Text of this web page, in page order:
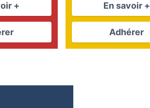
+ En savoir +
Adhérer